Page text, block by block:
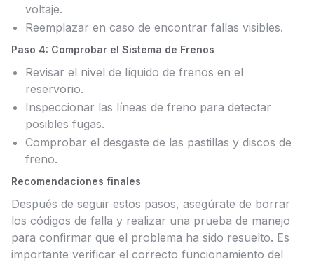
voltaje.
Reemplazar en caso de encontrar fallas visibles.
Paso 4: Comprobar el Sistema de Frenos
Revisar el nivel de líquido de frenos en el
reservorio.
Inspeccionar las líneas de freno para detectar
posibles fugas.
Comprobar el desgaste de las pastillas y discos de
freno.
Recomendaciones finales
Después de seguir estos pasos, asegúrate de borrar
los códigos de falla y realizar una prueba de manejo
para confirmar que el problema ha sido resuelto. Es
importante verificar el correcto funcionamiento del